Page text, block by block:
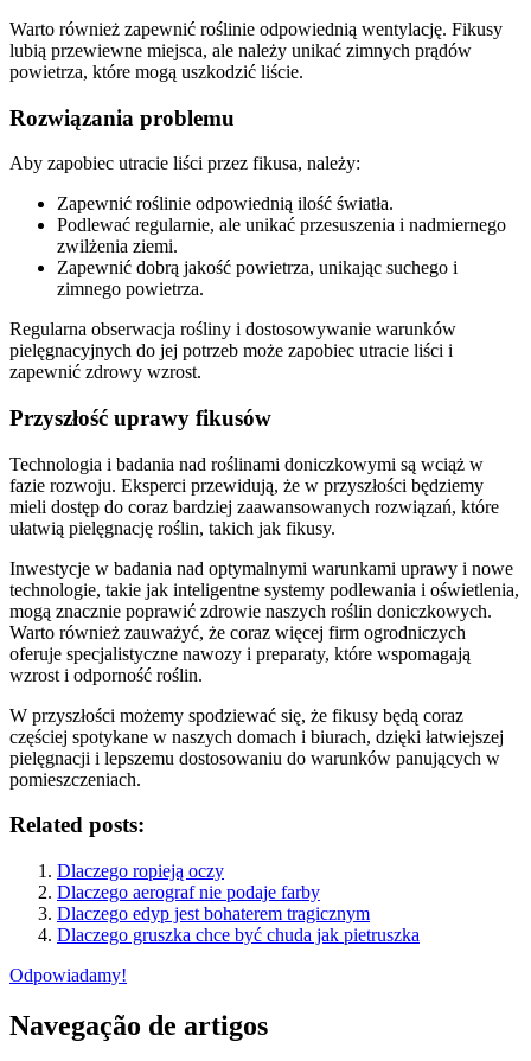
Warto również zapewnić roślinie odpowiednią wentylację. Fikusy
lubią przewiewne miejsca, ale należy unikać zimnych prądów
powietrza, które mogą uszkodzić liście.
Rozwiązania problemu
Aby zapobiec utracie liści przez fikusa, należy:
Zapewnić roślinie odpowiednią ilość światła.
Podlewać regularnie, ale unikać przesuszenia i nadmiernego
zwilżenia ziemi.
Zapewnić dobrą jakość powietrza, unikając suchego i
zimnego powietrza.
Regularna obserwacja rośliny i dostosowywanie warunków
pielęgnacyjnych do jej potrzeb może zapobiec utracie liści i
zapewnić zdrowy wzrost.
Przyszłość uprawy fikusów
Technologia i badania nad roślinami doniczkowymi są wciąż w
fazie rozwoju. Eksperci przewidują, że w przyszłości będziemy
mieli dostęp do coraz bardziej zaawansowanych rozwiązań, które
ułatwią pielęgnację roślin, takich jak fikusy.
Inwestycje w badania nad optymalnymi warunkami uprawy i nowe
technologie, takie jak inteligentne systemy podlewania i oświetlenia,
mogą znacznie poprawić zdrowie naszych roślin doniczkowych.
Warto również zauważyć, że coraz więcej firm ogrodniczych
oferuje specjalistyczne nawozy i preparaty, które wspomagają
wzrost i odporność roślin.
W przyszłości możemy spodziewać się, że fikusy będą coraz
częściej spotykane w naszych domach i biurach, dzięki łatwiejszej
pielęgnacji i lepszemu dostosowaniu do warunków panujących w
pomieszczeniach.
Related posts:
Dlaczego ropieją oczy
Dlaczego aerograf nie podaje farby
Dlaczego edyp jest bohaterem tragicznym
Dlaczego gruszka chce być chuda jak pietruszka
Odpowiadamy!
Navegação de artigos